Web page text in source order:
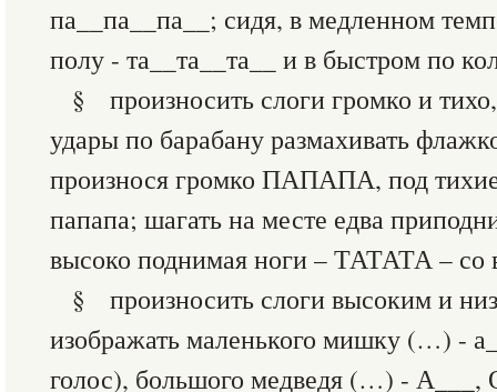
па__па__па__; сидя, в медленном
полу - та__та__та__ и в быстром по
§ произносить слоги громко и
удары по барабану размахивать
произнося громко ПАПАПА, под
папапа; шагать на месте едва
высоко поднимая ноги – ТАТАТА – со
§ произносить слоги высоким и
изображать маленького мишку (…) -
голос), большого медведя (…) -